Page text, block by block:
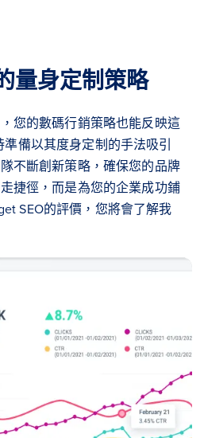
量身定制策略
您的數碼行銷策略也能反映這
備以其度身定制的手法吸引
不斷創新策略，確保您的品牌
捷徑，而是為您的企業成功鋪
SEO的評價，您將會了解我